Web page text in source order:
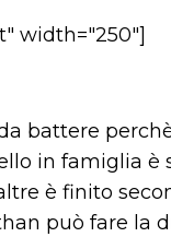
width="250"]
battere
in famiglia è
è finito
può fare la